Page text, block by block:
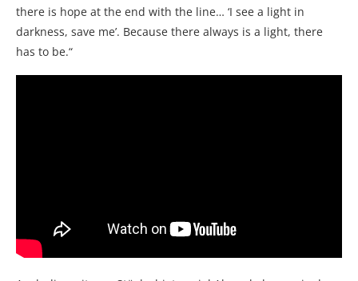
there is hope at the end with the line… ‘I see a light in
darkness, save me’. Because there always is a light, there
has to be.“